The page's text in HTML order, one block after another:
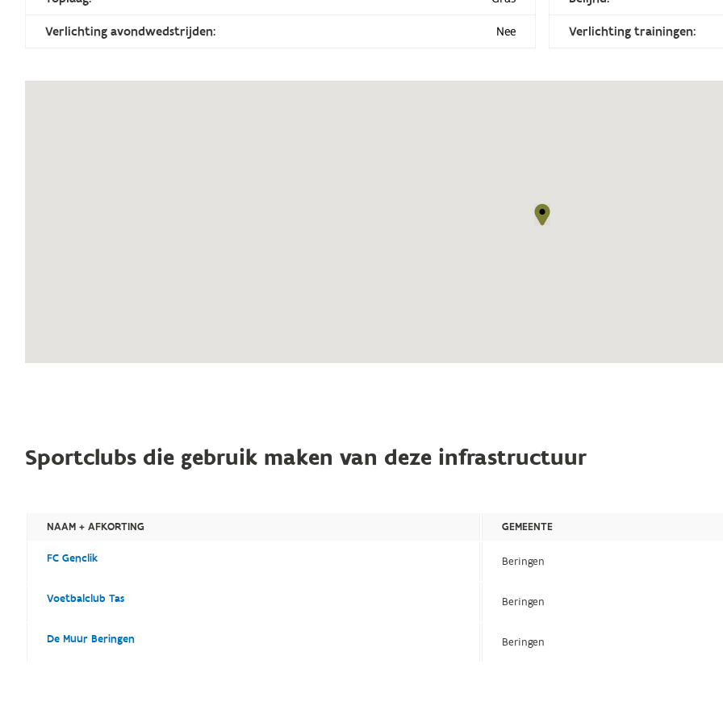
Verlichting avondwedstrijden: Nee Verlichting trainingen:
Sportclubs die gebruik maken van deze infrastructuur
NAAM + AFKORTING GEMEENTE
FC Genclik Beringen
Voetbalclub Tas Beringen
De Muur Beringen Beringen